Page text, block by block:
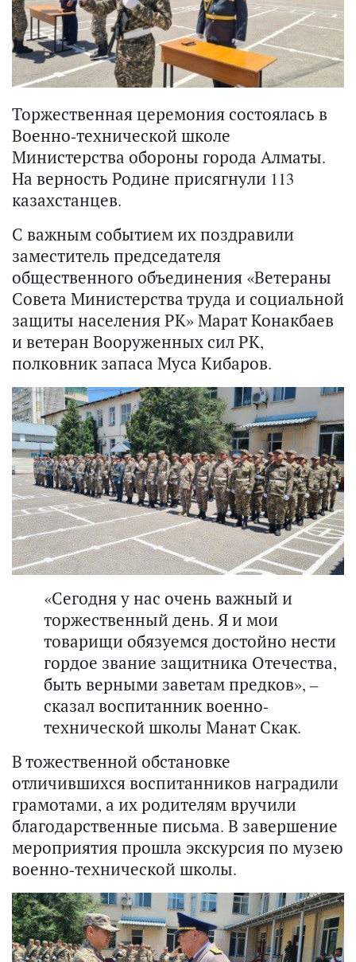
Торжественная церемония состоялась в
Военно-технической школе
Министерства обороны города Алматы.
На верность Родине присягнули 113
казахстанцев.
С важным событием их поздравили
заместитель председателя
общественного объединения «Ветераны
Совета Министерства труда и социальной
защиты населения РК» Марат Конакбаев
и ветеран Вооруженных сил РК,
полковник запаса Муса Кибаров.
«Сегодня у нас очень важный и
торжественный день. Я и мои
товарищи обязуемся достойно нести
гордое звание защитника Отечества,
быть верными заветам предков», –
сказал воспитанник военно-
технической школы Манат Скак.
В тожественной обстановке
отличившихся воспитанников наградили
грамотами, а их родителям вручили
благодарственные письма. В завершение
мероприятия прошла экскурсия по музею
военно-технической школы.